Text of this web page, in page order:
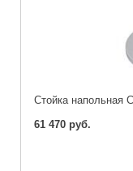
Стойка напольная
61 470 руб.